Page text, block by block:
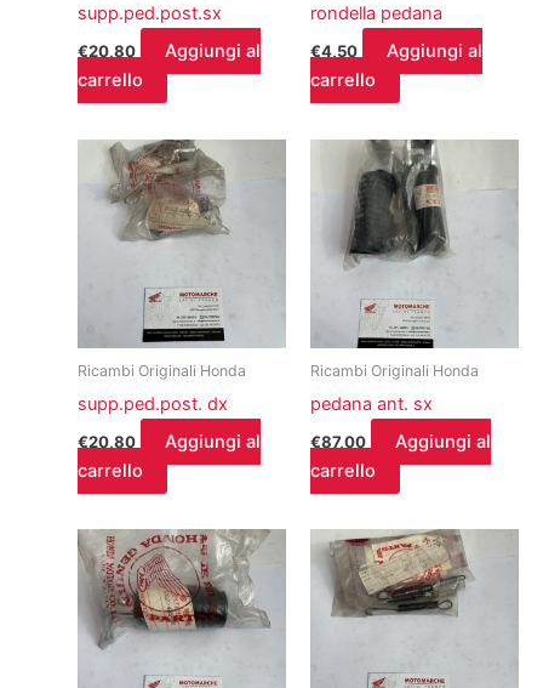
supp.ped.post.sx
€20,80
Aggiungi al
carrello
rondella pedana
€4,50
Aggiungi al
carrello
Ricambi Originali Honda
supp.ped.post. dx
€20,80
Aggiungi al
carrello
Ricambi Originali Honda
pedana ant. sx
€87,00
Aggiungi al
carrello